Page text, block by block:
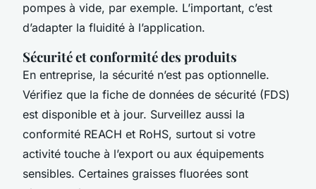
pompes à vide, par exemple. L’important, c’est
d’adapter la fluidité à l’application.
Sécurité et conformité des produits
En entreprise, la sécurité n’est pas optionnelle.
Vérifiez que la fiche de données de sécurité (FDS)
est disponible et à jour. Surveillez aussi la
conformité REACH et RoHS, surtout si votre
activité touche à l’export ou aux équipements
sensibles. Certaines graisses fluorées sont